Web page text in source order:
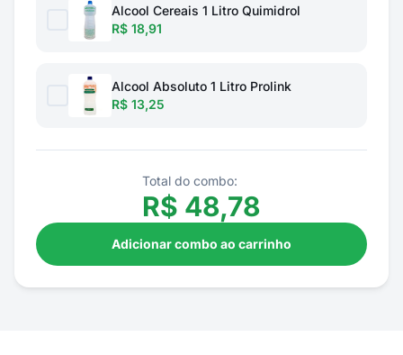
Alcool Cereais 1 Litro Quimidrol
R$ 18,91
Alcool Absoluto 1 Litro Prolink
R$ 13,25
Total do combo:
R$ 48,78
Adicionar combo ao carrinho